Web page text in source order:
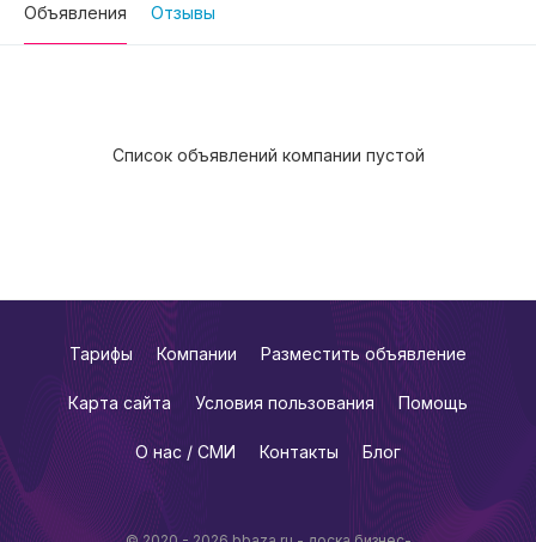
Объявления Отзывы
Список объявлений компании пустой
Тарифы Компании Разместить объявление
Карта сайта Условия пользования Помощь
О нас / СМИ Контакты Блог